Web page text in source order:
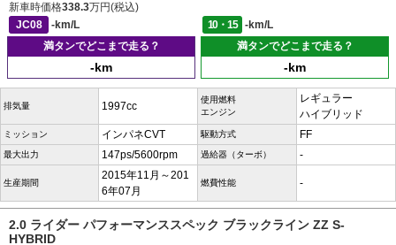
新車時価格338.3万円(税込)
JC08
-km/L 10・15
-km/L
満タンでどこまで走る？
-km
満タンでどこまで走る？
-km
排気量 1997cc
使用燃料
エンジン
レギュラー
ハイブリッド
ミッション インパネCVT 駆動方式 FF
最大出力 147ps/5600rpm 過給器（ターボ） -
生産期間
2015年11月～201
6年07月
燃費性能 -
2.0 ライダー パフォーマンススペック ブラックライン ZZ S-
HYBRID